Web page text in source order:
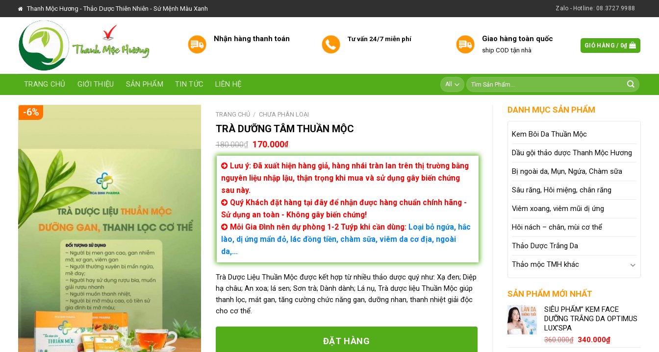
to
content
Thanh Mộc Hương - Thảo Dược Thiên Nhiên - Sứ Mệnh Màu Xanh Zalo - Hotline: 08.3727.9988
Nhận hàng thanh toán Tư vấn 24/7 miễn phí Giao hàng toàn quốc
ship COD tận nhà
GIỎ HÀNG / 0₫
TRANG CHỦ GIỚI THIỆU SẢN PHẨM TIN TỨC LIÊN HỆ
DANH MỤC SẢN PHẨM
Kem Bôi Da Thuần Mộc
Dầu gội thảo dược Thanh Mộc Hương
Bị ngoài da, Mụn, Ngứa, Chàm sữa
Sâu răng, Hôi miệng, chân răng
Viêm xoang, viêm mũi dị ứng
Hôi nách – chân, mùi cơ thể
Thảo Dược Trắng Da
Thảo mộc TMH khác
SẢN PHẨM MỚI NHẤT
SIÊU PHẨM” KEM FACE
DƯỠNG TRẮNG DA OPTIMUS
LUX’SPA
360.000₫ 340.000₫
-6% TRANG CHỦ / CHƯA PHÂN LOẠI
TRÀ DƯỠNG TÂM THUẦN MỘC
180.000₫ 170.000₫
Lưu ý: Đã xuất hiện hàng giả, hàng nhái tràn lan trên thị trường bằng
nguyên liệu nhập lậu, thận trọng khi mua và sử dụng gây biến chứng
sau này.
Quý Khách đặt hàng tại đây để nhận được hàng chuẩn chính hãng -
Sử dụng an toàn - Không gây biến chứng!
Mỗi Gia Đình nên dự phòng 1-2 Tuýp khi cần dùng: Loại bỏ ngứa, hắc
lào, dị ứng mẩn đỏ, lác đồng tiền, chàm sữa, viêm da cơ địa, ngoài
da,...
Trà Dược Liệu Thuần Mộc được kết hợp từ nhiều thảo dược quý như: Xạ đen; Diệp
hạ châu; An xoa; lá sen; Sơn trà; Dành dành; Lá nụ, Trà dược liệu Thuần Mộc giúp
thanh lọc, mát gan, tăng cường chức năng gan, dưỡng nhan, thanh nhiệt giải độc
cho cơ thể.
ĐẶT HÀNG